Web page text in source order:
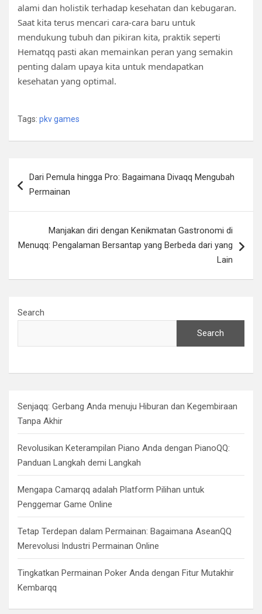
alami dan holistik terhadap kesehatan dan kebugaran.
Saat kita terus mencari cara-cara baru untuk
mendukung tubuh dan pikiran kita, praktik seperti
Hematqq pasti akan memainkan peran yang semakin
penting dalam upaya kita untuk mendapatkan
kesehatan yang optimal.
Tags: pkv games
navigation
Dari Pemula hingga Pro: Bagaimana Divaqq Mengubah
Permainan
Manjakan diri dengan Kenikmatan Gastronomi di
Menuqq: Pengalaman Bersantap yang Berbeda dari yang
Lain
Search
Search
Senjaqq: Gerbang Anda menuju Hiburan dan Kegembiraan
Tanpa Akhir
Revolusikan Keterampilan Piano Anda dengan PianoQQ:
Panduan Langkah demi Langkah
Mengapa Camarqq adalah Platform Pilihan untuk
Penggemar Game Online
Tetap Terdepan dalam Permainan: Bagaimana AseanQQ
Merevolusi Industri Permainan Online
Tingkatkan Permainan Poker Anda dengan Fitur Mutakhir
Kembarqq